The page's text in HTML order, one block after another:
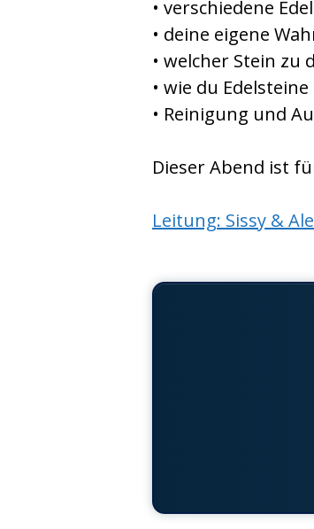
• verschiedene
• deine eigene
• welcher Stein zu
• wie du
• Reinigung und
Dieser Abend ist
Leitung: Sissy &